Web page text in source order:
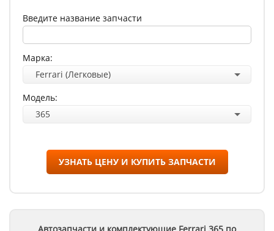
Введите название запчасти
Марка:
Ferrari (Легковые)
Модель:
365
УЗНАТЬ ЦЕНУ И КУПИТЬ ЗАПЧАСТИ